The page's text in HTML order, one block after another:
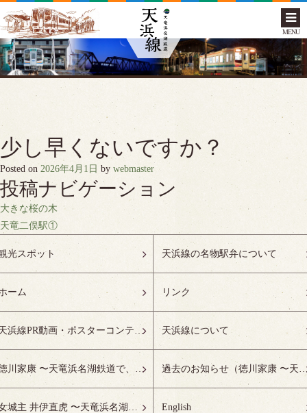
MENU
少し早くないですか？
Posted on 2026年4月1日 by webmaster
投稿ナビゲーション
大きな桜の木
天竜二俣駅①
光スポット 天浜線の名物駅弁について
ーム リンク
天浜線PR動画・ポスターコンテスト受賞作品特設ページ 天浜線について
徳川家康 〜天竜浜名湖鉄道で、徳川ゆかりの地へ！〜 過去のお知らせ（徳川家康 〜天竜浜名湖鉄道で、
女城主 井伊直虎 〜天竜浜名湖鉄道で、井の国へ！〜 English